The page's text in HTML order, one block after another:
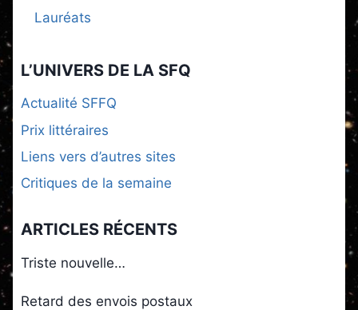
Lauréats
L’UNIVERS DE LA SFQ
Actualité SFFQ
Prix littéraires
Liens vers d’autres sites
Critiques de la semaine
ARTICLES RÉCENTS
Triste nouvelle…
Retard des envois postaux